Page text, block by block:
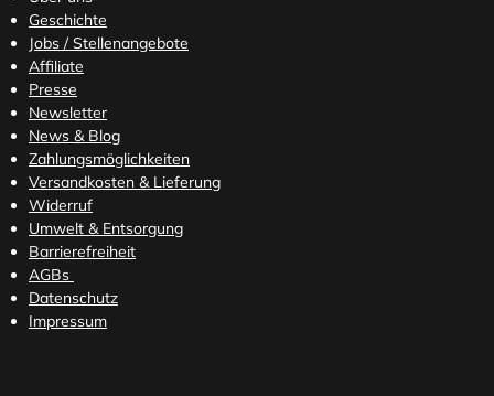
Geschichte
Jobs / Stellenangebote
Affiliate
Presse
Newsletter
News & Blog
Zahlungsmöglichkeiten
Versandkosten & Lieferung
Widerruf
Umwelt & Entsorgung
Barrierefreiheit
AGBs
Datenschutz
Impressum